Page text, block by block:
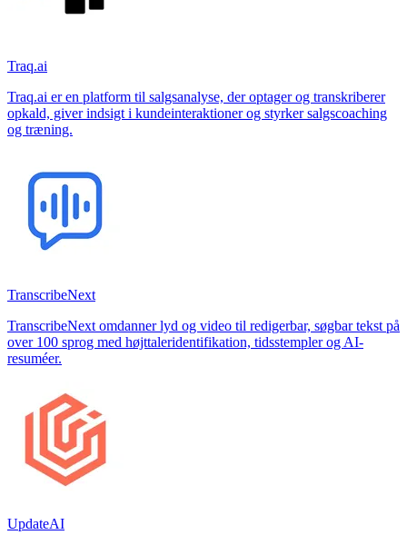
Traq.ai
Traq.ai er en platform til salgsanalyse, der optager og transkriberer
opkald, giver indsigt i kundeinteraktioner og styrker salgscoaching
og træning.
TranscribeNext
TranscribeNext omdanner lyd og video til redigerbar, søgbar tekst på
over 100 sprog med højttaleridentifikation, tidsstempler og AI-
resuméer.
UpdateAI